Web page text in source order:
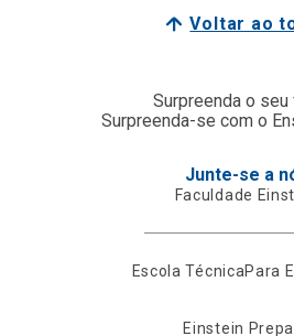
Voltar ao
Surpreenda o seu
Surpreenda-se com o
Junte-se a
Faculdade
Escola TécnicaPara
Einstein